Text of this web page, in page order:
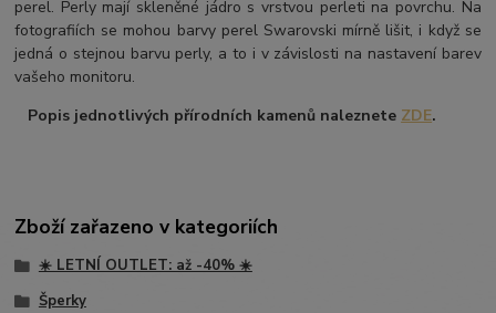
perel. Perly mají skleněné jádro s vrstvou perleti na povrchu. Na
fotografiích se mohou barvy perel Swarovski mírně lišit, i když se
jedná o stejnou barvu perly, a to i v závislosti na nastavení barev
vašeho monitoru.
Popis jednotlivých přírodních kamenů naleznete ZDE.
Zboží zařazeno v kategoriích
☀️ LETNÍ OUTLET: až -40% ☀️
Šperky